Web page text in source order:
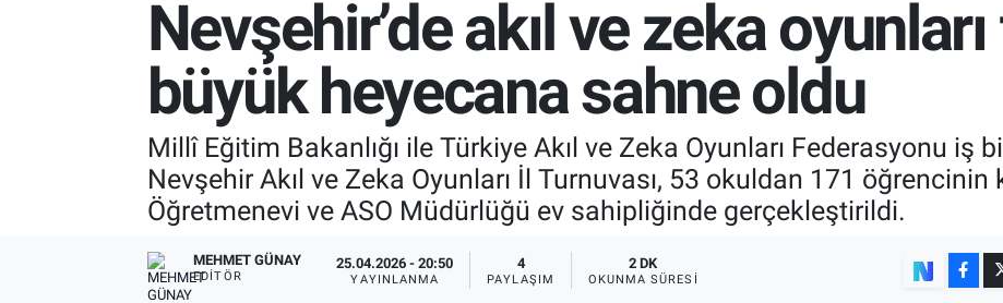
Nevşehir’de akıl ve zeka
büyük heyecana sahne oldu
Millî Eğitim Bakanlığı ile Türkiye Akıl ve Zeka Oyunları Federasyonu iş
Nevşehir Akıl ve Zeka Oyunları İl Turnuvası, 53 okuldan 171 öğrencinin
Öğretmenevi ve ASO Müdürlüğü ev sahipliğinde gerçekleştirildi.
MEHMET GÜNAY
EDITÖR
25.04.2026 - 20:50
YAYINLANMA
4
PAYLAŞIM
2 DK
OKUNMA SÜRESI
Muşkara Özel
Kapadokya
Kültür - Sanat
Nevşehir Trafik Yoğunluk Haritası
Süper Lig Puan Durumu ve Fikstür
Tüm Manşetler
Son Dakika Haberleri